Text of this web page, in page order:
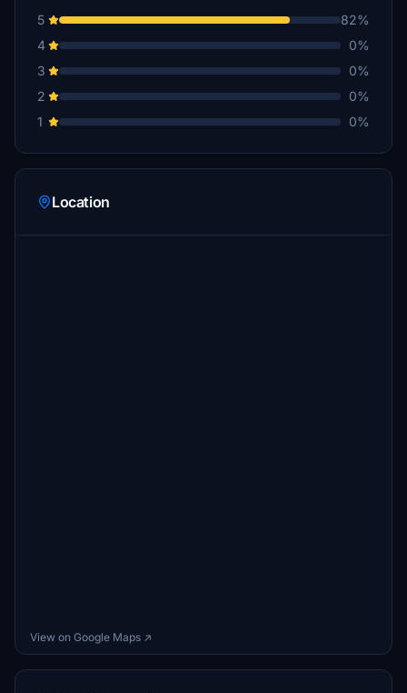
5
82%
4
0%
3
0%
2
0%
1
0%
Location
View on Google Maps ↗